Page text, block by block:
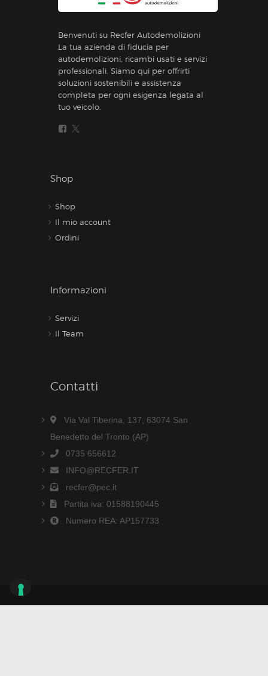
Benvenuti su Recfer Autodemolizioni
La tua azienda di fiducia per
autodemolizioni, ricambi usati e servizi
professionali. Siamo qui per offrirti
soluzioni sostenibili e assistenza
completa per ogni esigenza legata al
tuo veicolo.
Shop
Shop
Il mio account
Ordini
Informazioni
Servizi
Il Team
Contatti
Via Val Tiberina, 137, 63074 San
Benedetto del Tronto (AP)
0735 656612
INFO@RECFER.IT
recfer@pec.it
Partita iva: 01588190445
Numero REA: AP157733